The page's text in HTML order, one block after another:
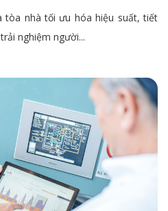
tòa nhà tối ưu hóa hiệu suất, tiết
nghiệm người...